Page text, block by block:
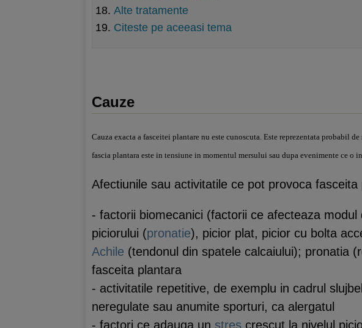
Alte tratamente
Citeste pe aceeasi tema
Cauze
Cauza exacta a fasceitei plantare nu este cunoscuta. Este reprezentata
fascia plantara este in tensiune in momentul mersului sau dupa evenimente ce
Afectiunile sau activitatile ce pot provoca fasceita
- factorii biomecanici (factorii ce afecteaza
piciorului (pronatie), picior plat, picior cu bolta
Achile (tendonul din spatele calcaiului); pronatia
fasceita plantara
- activitatile repetitive, de exemplu in cadrul
neregulate sau anumite sporturi, ca alergatul
- factori ce adauga un stres crescut la nivelul